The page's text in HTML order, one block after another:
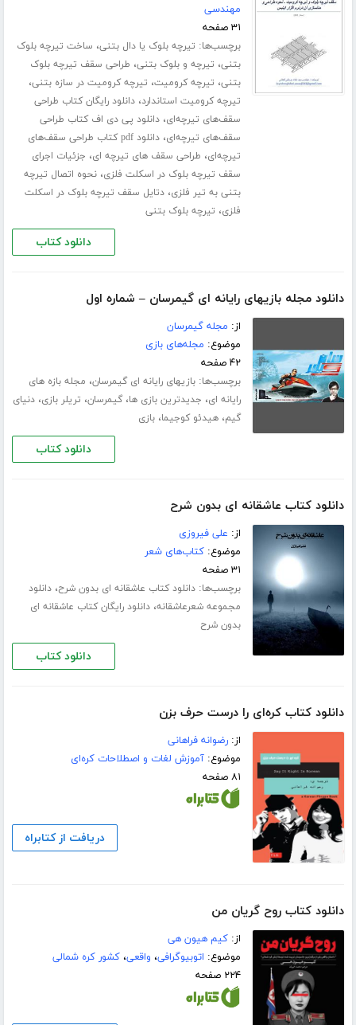
مهندسی
۳۱ صفحه
برچسب‌ها: تیرچه بلوک یا دال بتنی، ساخت تیرچه بلوک
بتنی، تیرچه و بلوک بتنی، طراحی سقف تیرچه بلوک
بتنی، تیرچه کرومیت، تیرچه کرومیت در سازه بتنی،
تیرچه کرومیت استاندارد،دانلود رایگان کتاب طراحی
سقف‌های تیرچه‌ای،دانلود پی دی اف کتاب طراحی
سقف‌های تیرچه‌ای،
دانلود pdf کتاب طراحی سقف‌های
تیرچه‌ای، طراحی سقف های تیرچه ای، جزئیات اجرای
سقف تیرچه بلوک در اسکلت فلزی،نحوه اتصال تیرچه
بتنی به تیر فلزی،دتایل سقف تیرچه بلوک در اسکلت
فلزی، تیرچه بلوک بتنی
دانلود کتاب
دانلود مجله بازیهای رایانه ای گیمرسان – شماره اول
از: مجله گیمرسان
موضوع: مجله‌های بازی
۴۲ صفحه
برچسب‌ها:بازیهای رایانه ای گیمرسان، مجله بازه های
رایانه ای، جدیدترین بازی ها،گیمرسان، تریلر بازی،دنیای
گیم،هیدئو کوجیما،بازی
دانلود کتاب
دانلود کتاب عاشقانه ای بدون شرح
از: علی فیروزی
موضوع:کتاب‌های شعر
۳۱ صفحه
برچسب‌ها:دانلود کتاب عاشقانه ای بدون شرح،دانلود
مجموعه شعرعاشقانه،دانلود رایگان کتاب عاشقانه ای
بدون شرح
دانلود کتاب
دانلود کتاب کره‌ای را درست حرف بزن
از:رضوانه فراهانی
موضوع:آموزش لغات و اصطلاحات کره‌ای
۸۱ صفحه
دریافت از کتابراه
دانلود کتاب روح گریان من
از:کیم هیون هی
موضوع: اتوبیوگرافی، واقعی،کشور کره شمالی
۲۲۴ صفحه